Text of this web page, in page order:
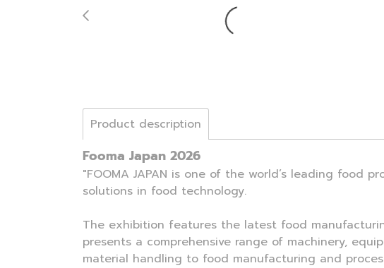
Product description
Fooma Japan 2026
"FOOMA JAPAN is one of the world’s leading food
solutions in food technology.
The exhibition features the latest food
presents a comprehensive range of machinery,
material handling to food manufacturing and